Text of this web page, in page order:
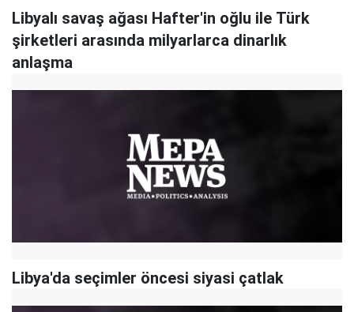
Libyalı savaş ağası Hafter'in oğlu ile Türk
şirketleri arasında milyarlarca dinarlık
anlaşma
Libya'da seçimler öncesi siyasi çatlak